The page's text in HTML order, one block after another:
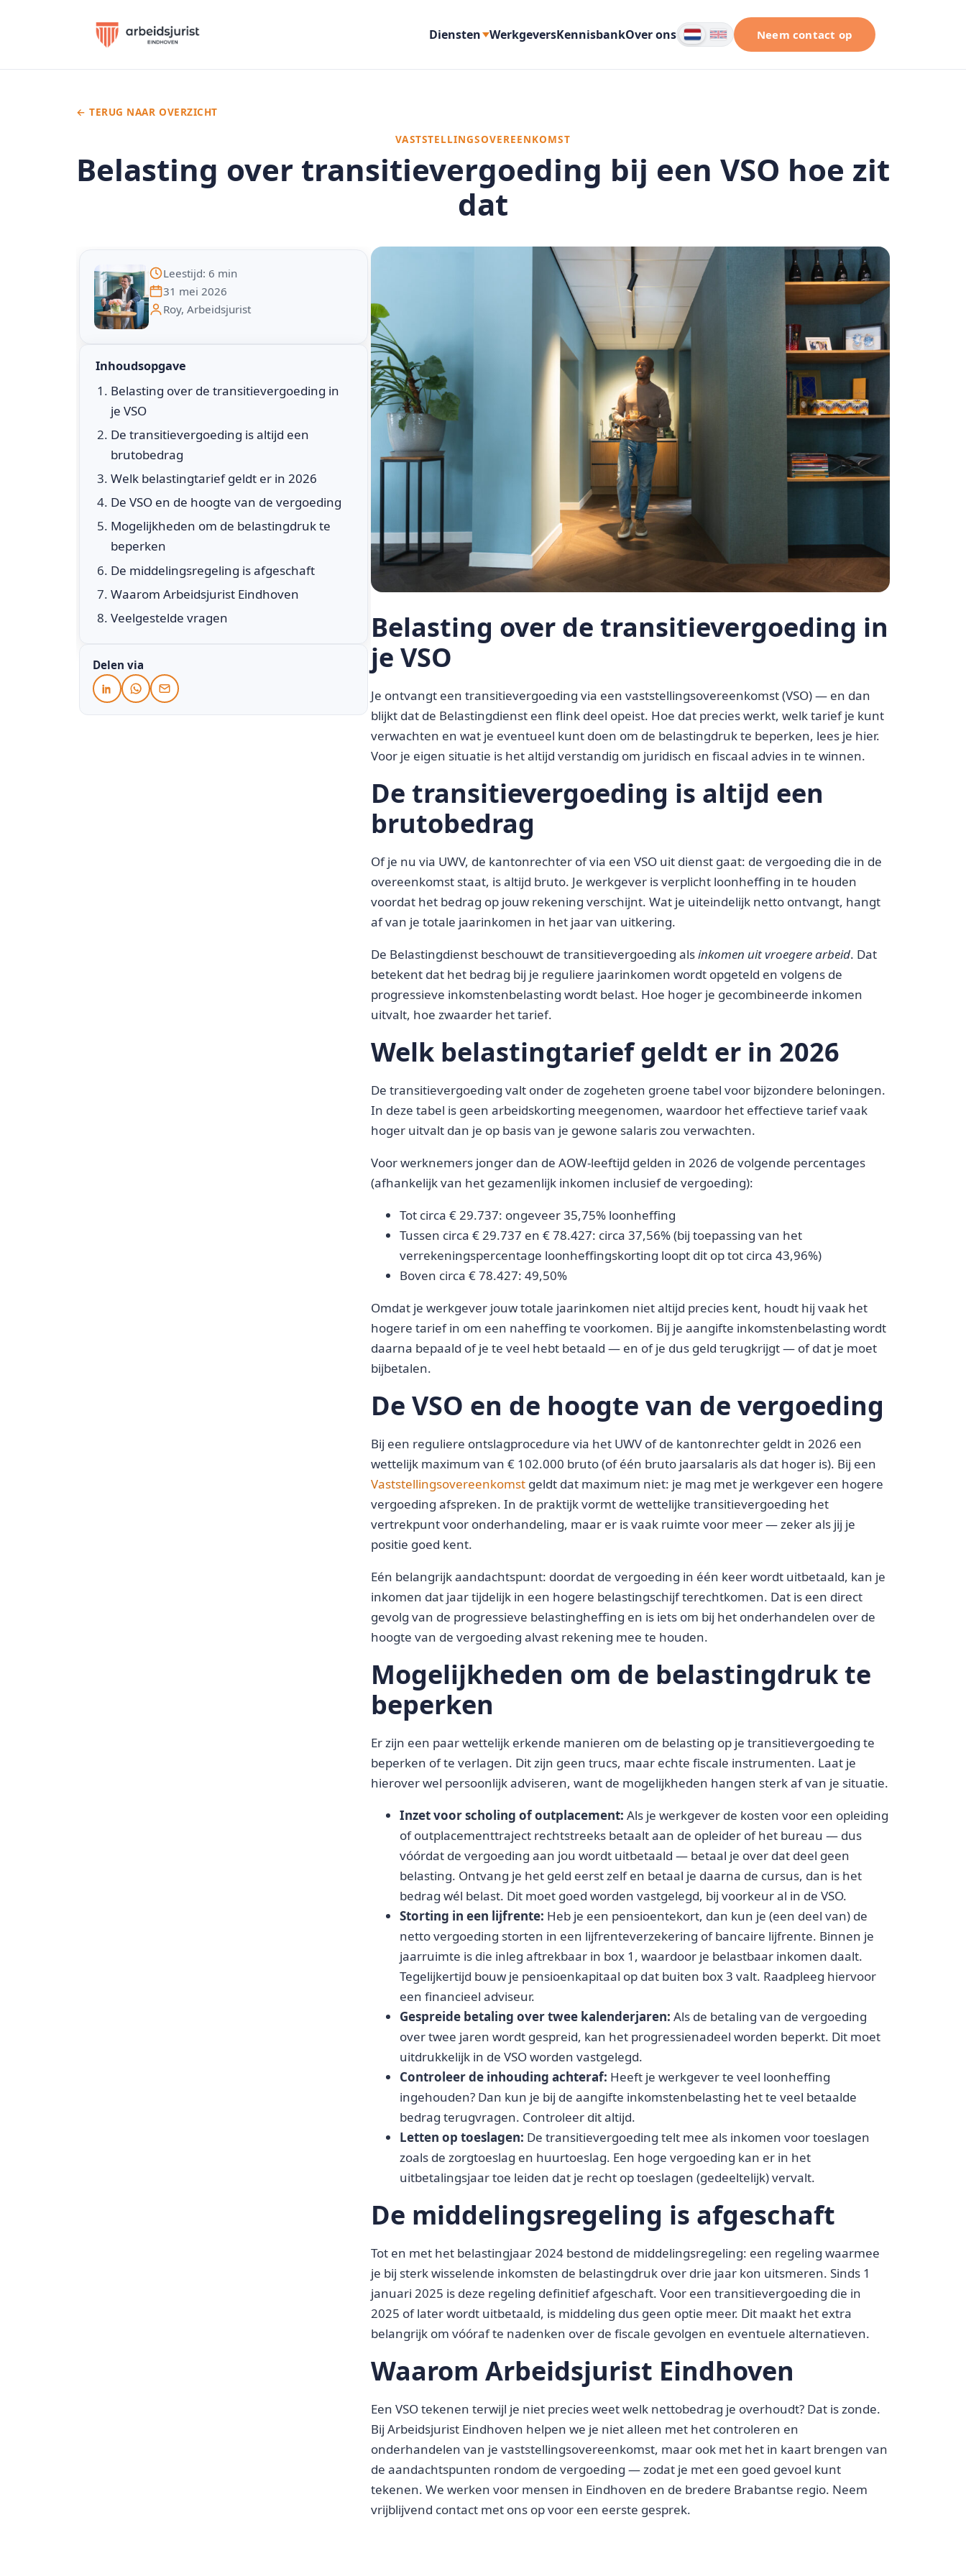
Diensten WerkgeversKennisbankOver ons Neem contact op
Belasting over transitievergoeding bij een VSO hoe zit
dat
← TERUG NAAR OVERZICHT
VASTSTELLINGSOVEREENKOMST
Leestijd: 6 min
31 mei 2026
Roy, Arbeidsjurist
Inhoudsopgave
Belasting over de transitievergoeding in
je VSO
De transitievergoeding is altijd een
brutobedrag
Welk belastingtarief geldt er in 2026
De VSO en de hoogte van de vergoeding
Mogelijkheden om de belastingdruk te
beperken
De middelingsregeling is afgeschaft
Waarom Arbeidsjurist Eindhoven
Veelgestelde vragen
Delen via
Belasting over de transitievergoeding in
je VSO
Je ontvangt een transitievergoeding via een vaststellingsovereenkomst (VSO) — en dan
blijkt dat de Belastingdienst een flink deel opeist. Hoe dat precies werkt, welk tarief je kunt
verwachten en wat je eventueel kunt doen om de belastingdruk te beperken, lees je hier.
Voor je eigen situatie is het altijd verstandig om juridisch en fiscaal advies in te winnen.
De transitievergoeding is altijd een
brutobedrag
Of je nu via UWV, de kantonrechter of via een VSO uit dienst gaat: de vergoeding die in de
overeenkomst staat, is altijd bruto. Je werkgever is verplicht loonheffing in te houden
voordat het bedrag op jouw rekening verschijnt. Wat je uiteindelijk netto ontvangt, hangt
af van je totale jaarinkomen in het jaar van uitkering.
De Belastingdienst beschouwt de transitievergoeding alsinkomen uit vroegere arbeid. Dat
betekent dat het bedrag bij je reguliere jaarinkomen wordt opgeteld en volgens de
progressieve inkomstenbelasting wordt belast. Hoe hoger je gecombineerde inkomen
uitvalt, hoe zwaarder het tarief.
Welk belastingtarief geldt er in 2026
De transitievergoeding valt onder de zogeheten groene tabel voor bijzondere beloningen.
In deze tabel is geen arbeidskorting meegenomen, waardoor het effectieve tarief vaak
hoger uitvalt dan je op basis van je gewone salaris zou verwachten.
Voor werknemers jonger dan de AOW-leeftijd gelden in 2026 de volgende percentages
(afhankelijk van het gezamenlijk inkomen inclusief de vergoeding):
Tot circa € 29.737: ongeveer 35,75% loonheffing
Tussen circa € 29.737 en € 78.427: circa 37,56% (bij toepassing van het
verrekeningspercentage loonheffingskorting loopt dit op tot circa 43,96%)
Boven circa € 78.427: 49,50%
Omdat je werkgever jouw totale jaarinkomen niet altijd precies kent, houdt hij vaak het
hogere tarief in om een naheffing te voorkomen. Bij je aangifte inkomstenbelasting wordt
daarna bepaald of je te veel hebt betaald — en of je dus geld terugkrijgt — of dat je moet
bijbetalen.
De VSO en de hoogte van de vergoeding
Bij een reguliere ontslagprocedure via het UWV of de kantonrechter geldt in 2026 een
wettelijk maximum van € 102.000 bruto (of één bruto jaarsalaris als dat hoger is). Bij een
Vaststellingsovereenkomst geldt dat maximum niet: je mag met je werkgever een hogere
vergoeding afspreken. In de praktijk vormt de wettelijke transitievergoeding het
vertrekpunt voor onderhandeling, maar er is vaak ruimte voor meer — zeker als jij je
positie goed kent.
Eén belangrijk aandachtspunt: doordat de vergoeding in één keer wordt uitbetaald, kan je
inkomen dat jaar tijdelijk in een hogere belastingschijf terechtkomen. Dat is een direct
gevolg van de progressieve belastingheffing en is iets om bij het onderhandelen over de
hoogte van de vergoeding alvast rekening mee te houden.
Mogelijkheden om de belastingdruk te
beperken
Er zijn een paar wettelijk erkende manieren om de belasting op je transitievergoeding te
beperken of te verlagen. Dit zijn geen trucs, maar echte fiscale instrumenten. Laat je
hierover wel persoonlijk adviseren, want de mogelijkheden hangen sterk af van je situatie.
Inzet voor scholing of outplacement: Als je werkgever de kosten voor een opleiding
of outplacementtraject rechtstreeks betaalt aan de opleider of het bureau — dus
vóórdat de vergoeding aan jou wordt uitbetaald — betaal je over dat deel geen
belasting. Ontvang je het geld eerst zelf en betaal je daarna de cursus, dan is het
bedrag wél belast. Dit moet goed worden vastgelegd, bij voorkeur al in de VSO.
Storting in een lijfrente: Heb je een pensioentekort, dan kun je (een deel van) de
netto vergoeding storten in een lijfrenteverzekering of bancaire lijfrente. Binnen je
jaarruimte is die inleg aftrekbaar in box 1, waardoor je belastbaar inkomen daalt.
Tegelijkertijd bouw je pensioenkapitaal op dat buiten box 3 valt. Raadpleeg hiervoor
een financieel adviseur.
Gespreide betaling over twee kalenderjaren: Als de betaling van de vergoeding
over twee jaren wordt gespreid, kan het progressienadeel worden beperkt. Dit moet
uitdrukkelijk in de VSO worden vastgelegd.
Controleer de inhouding achteraf: Heeft je werkgever te veel loonheffing
ingehouden? Dan kun je bij de aangifte inkomstenbelasting het te veel betaalde
bedrag terugvragen. Controleer dit altijd.
Letten op toeslagen: De transitievergoeding telt mee als inkomen voor toeslagen
zoals de zorgtoeslag en huurtoeslag. Een hoge vergoeding kan er in het
uitbetalingsjaar toe leiden dat je recht op toeslagen (gedeeltelijk) vervalt.
De middelingsregeling is afgeschaft
Tot en met het belastingjaar 2024 bestond de middelingsregeling: een regeling waarmee
je bij sterk wisselende inkomsten de belastingdruk over drie jaar kon uitsmeren. Sinds 1
januari 2025 is deze regeling definitief afgeschaft. Voor een transitievergoeding die in
2025 of later wordt uitbetaald, is middeling dus geen optie meer. Dit maakt het extra
belangrijk om vóóraf te nadenken over de fiscale gevolgen en eventuele alternatieven.
Waarom Arbeidsjurist Eindhoven
Een VSO tekenen terwijl je niet precies weet welk nettobedrag je overhoudt? Dat is zonde.
Bij Arbeidsjurist Eindhoven helpen we je niet alleen met het controleren en
onderhandelen van je vaststellingsovereenkomst, maar ook met het in kaart brengen van
de aandachtspunten rondom de vergoeding — zodat je met een goed gevoel kunt
tekenen. We werken voor mensen in Eindhoven en de bredere Brabantse regio. Neem
vrijblijvend contact met ons op voor een eerste gesprek.